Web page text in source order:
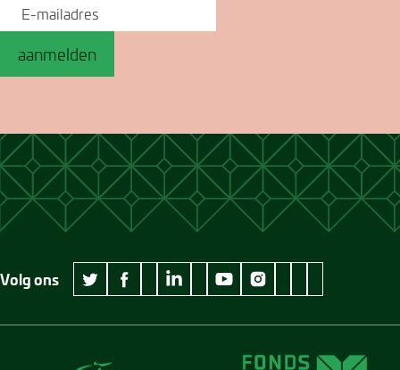
aanmelden
Volg ons
twitter Museum Jan Cunen
facebook Museum Jan Cunen
wikipedia Museum Jan Cunen
linkedin Museum Jan Cunen
googleplus Museum Jan Cunen
youtube Museum Jan Cunen
instagram Museum